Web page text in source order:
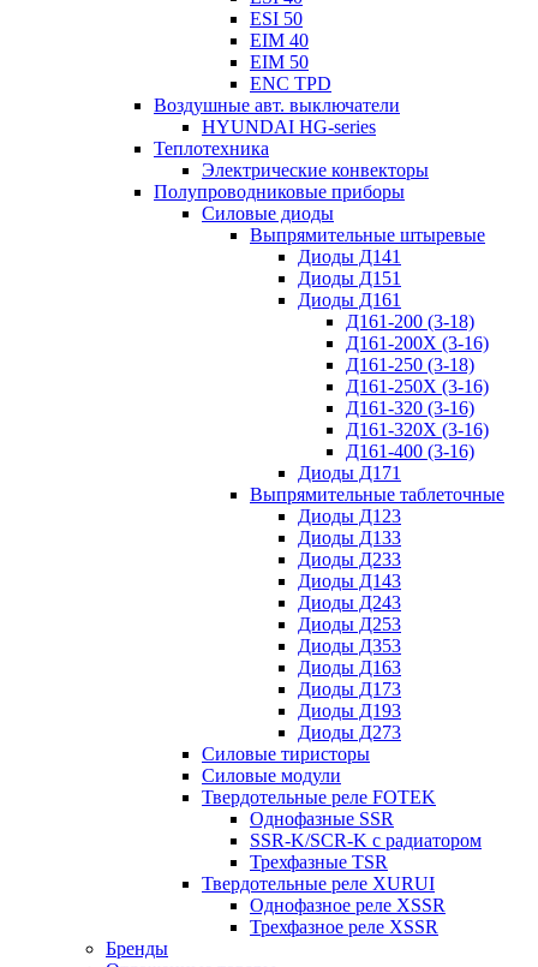
ESI 50
EIM 40
EIM 50
ENC TPD
Воздушные авт. выключатели
HYUNDAI HG-series
Теплотехника
Электрические конвекторы
Полупроводниковые приборы
Силовые диоды
Выпрямительные штыревые
Диоды Д141
Диоды Д151
Диоды Д161
Д161-200 (3-18)
Д161-200Х (3-16)
Д161-250 (3-18)
Д161-250Х (3-16)
Д161-320 (3-16)
Д161-320Х (3-16)
Д161-400 (3-16)
Диоды Д171
Выпрямительные таблеточные
Диоды Д123
Диоды Д133
Диоды Д233
Диоды Д143
Диоды Д243
Диоды Д253
Диоды Д353
Диоды Д163
Диоды Д173
Диоды Д193
Диоды Д273
Силовые тиристоры
Силовые модули
Твердотельные реле FOTEK
Однофазные SSR
SSR-K/SCR-K с радиатором
Трехфазные TSR
Твердотельные реле XURUI
Однофазное реле XSSR
Трехфазное реле XSSR
Бренды